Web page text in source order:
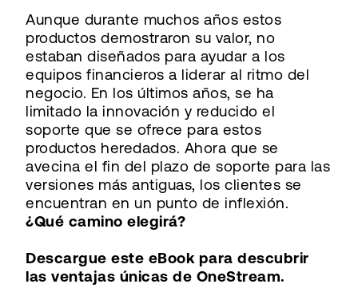
Aunque durante muchos años estos
productos demostraron su valor, no
estaban diseñados para ayudar a los
equipos financieros a liderar al ritmo del
negocio. En los últimos años, se ha
limitado la innovación y reducido el
soporte que se ofrece para estos
productos heredados. Ahora que se
avecina el fin del plazo de soporte para las
versiones más antiguas, los clientes se
encuentran en un punto de inflexión.
¿Qué camino elegirá?
Descargue este eBook para descubrir
las ventajas únicas de OneStream.